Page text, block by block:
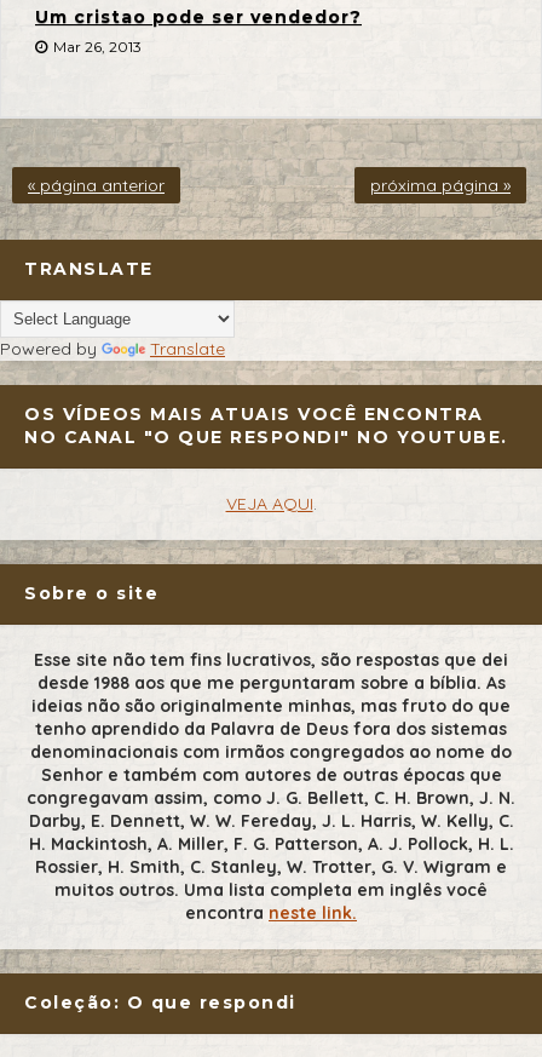
Um cristao pode ser vendedor?
Mar 26, 2013
« página anterior próxima página »
TRANSLATE
Powered by Translate
OS VÍDEOS MAIS ATUAIS VOCÊ ENCONTRA
NO CANAL "O QUE RESPONDI" NO YOUTUBE.
VEJA AQUI.
Sobre o site
Esse site não tem fins lucrativos, são respostas que dei
desde 1988 aos que me perguntaram sobre a bíblia. As
ideias não são originalmente minhas, mas fruto do que
tenho aprendido da Palavra de Deus fora dos sistemas
denominacionais com irmãos congregados ao nome do
Senhor e também com autores de outras épocas que
congregavam assim, como J. G. Bellett, C. H. Brown, J. N.
Darby, E. Dennett, W. W. Fereday, J. L. Harris, W. Kelly, C.
H. Mackintosh, A. Miller, F. G. Patterson, A. J. Pollock, H. L.
Rossier, H. Smith, C. Stanley, W. Trotter, G. V. Wigram e
muitos outros. Uma lista completa em inglês você
encontra neste link.
Coleção: O que respondi